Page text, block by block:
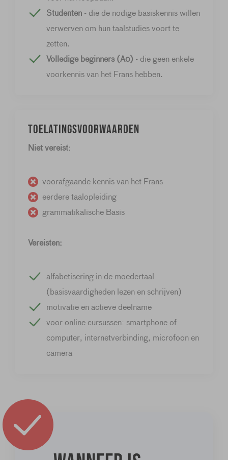
Studenten - die de nodige basiskennis willen
verwerven om hun taalstudies voort te
zetten.
Volledige beginners (A0) - die geen enkele
voorkennis van het Frans hebben.
Toelatingsvoorwaarden
Niet vereist:
voorafgaande kennis van het Frans
eerdere taalopleiding
grammatikalische Basis
Vereisten:
alfabetisering in de moedertaal
(basisvaardigheden lezen en schrijven)
motivatie en actieve deelname
voor online cursussen: smartphone of
computer, internetverbinding, microfoon en
camera